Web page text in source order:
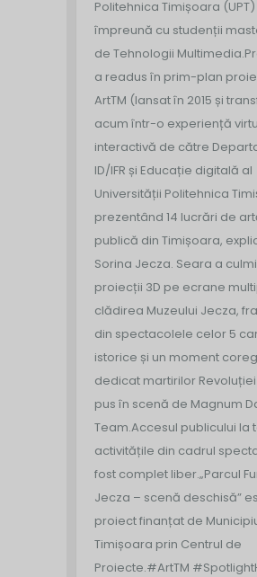
Politehnica Timișoara (UPT)
împreună cu studenții
de Tehnologii Multimedia.
a readus în prim-plan
ArtTM (lansat în 2015 și
acum într-o experiență
interactivă de către
ID/IFR și Educație digitală al
Universității Politehnica
prezentând 14 lucrări de
publică din Timișoara,
Sorina Jecza. Seara a
proiecții 3D pe ecrane
clădirea Muzeului Jecza,
din spectacolele celor 5
istorice și un moment
dedicat martirilor Revoluției
pus în scenă de Magnum
Team.Accesul publicului la
activitățile din cadrul
fost complet liber.„Parcul
Jecza – scenă deschisă”
proiect finanțat de
Timișoara prin Centrul de
Proiecte.#ArtTM